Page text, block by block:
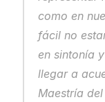
como en
fácil no
en sintonía
llegar a
Maestría del